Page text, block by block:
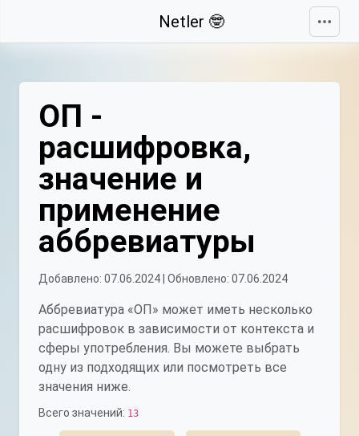
Netler 🤓
ОП -
расшифровка,
значение и
применение
аббревиатуры
Добавлено: 07.06.2024 | Обновлено: 07.06.2024
Аббревиатура «ОП» может иметь несколько
расшифровок в зависимости от контекста и
сферы употребления. Вы можете выбрать
одну из подходящих или посмотреть все
значения ниже.
Всего значений: 13